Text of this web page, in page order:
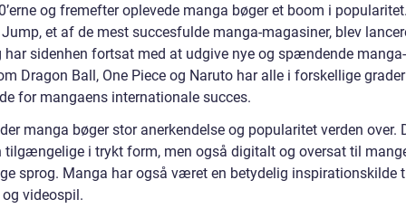
og fremefter oplevede manga bøger et boom i
et af de mest succesfulde manga-magasiner, blev
har sidenhen fortsat med at udgive nye og spændende
Dragon Ball, One Piece og Naruto har alle i forskellige
for mangaens internationale succes.
manga bøger stor anerkendelse og popularitet verden over.
tilgængelige i trykt form, men også digitalt og oversat til
sprog. Manga har også været en betydelig inspirationskilde
og videospil.